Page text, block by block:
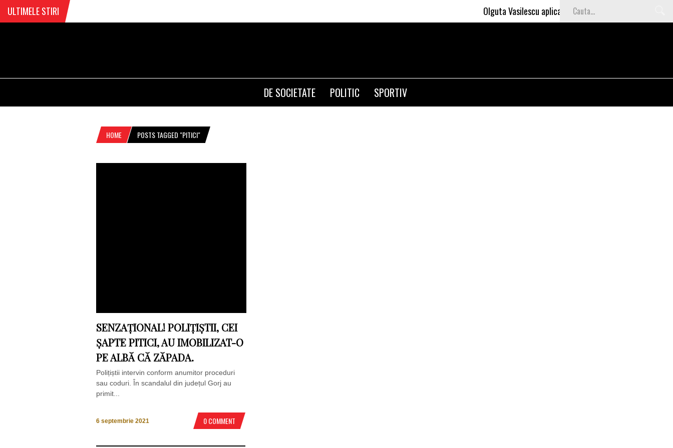
ULTIMELE STIRI Olguta Vasilescu aplica invataturile lui Nea Marin:
DE SOCIETATE POLITIC SPORTIV
HOME POSTS TAGGED "PITICI"
SENZAȚIONAL! POLIȚIȘTII, CEI
ȘAPTE PITICI, AU IMOBILIZAT-O
PE ALBĂ CĂ ZĂPADA.
Polițiștii intervin conform anumitor proceduri
sau coduri. În scandalul din județul Gorj au
primit...
6 septembrie 2021 0 COMMENT